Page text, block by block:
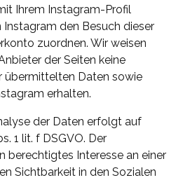
Ihrem Instagram-Profil
Instagram den Besuch dieser
zuordnen. Wir weisen
der Seiten keine
übermittelten Daten sowie
erhalten.
der Daten erfolgt auf
1 lit. f DSGVO. Der
berechtigtes Interesse an einer
Sichtbarkeit in den Sozialen